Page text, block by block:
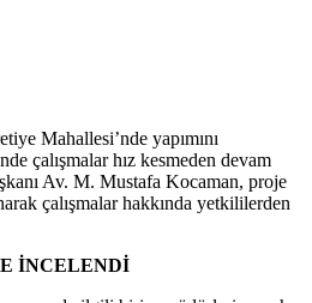
Mahallesi’nde yapımını
çalışmalar hız kesmeden devam
Av. M. Mustafa Kocaman, proje
çalışmalar hakkında yetkililerden
İNCELENDİ